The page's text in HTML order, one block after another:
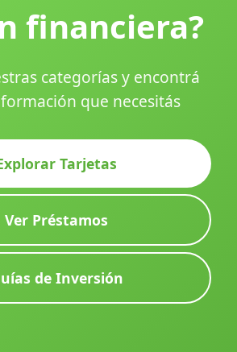
financiera?
categorías y encontrá
que necesitás
Tarjetas
Ver Préstamos
de Inversión